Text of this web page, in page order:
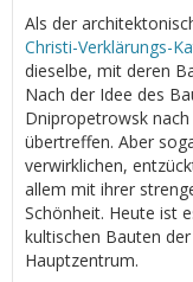
Als der
Christi-Verklärungs-
dieselbe, mit deren
Nach der Idee des
Dnipropetrowsk
übertreffen. Aber
verwirklichen,
allem mit ihrer
Schönheit. Heute ist
kultischen Bauten
Hauptzentrum.